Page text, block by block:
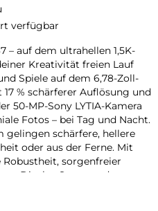
verfügbar
– auf dem ultrahellen 1,5K-
Kreativität freien Lauf
Spiele auf dem 6,78-Zoll-
% schärferer Auflösung und
50-MP-Sony LYTIA-Kamera
Fotos – bei Tag und Nacht.
gelingen schärfere, hellere
oder aus der Ferne. Mit
sorgenfreier
Display Sturz- und
eine lange